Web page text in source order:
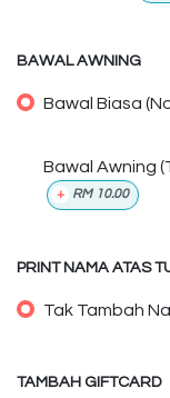
BAWAL AWNING
Bawal Biasa
Bawal Awning
+ RM 10.00
PRINT NAMA ATAS
Tak Tambah
TAMBAH GIFTCARD